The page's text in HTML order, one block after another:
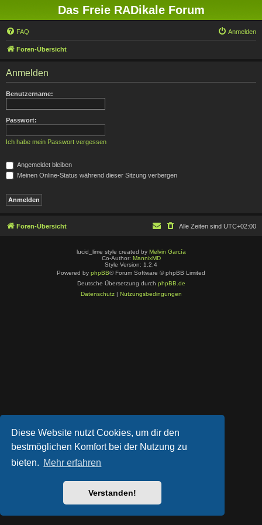
Diese Website nutzt Cookies, um dir den
bestmöglichen Komfort bei der Nutzung zu
bieten. Mehr erfahren
Verstanden!
Das Freie RADikale Forum
FAQ Anmelden
Foren-Übersicht
Anmelden
Benutzername:
Passwort:
Ich habe mein Passwort vergessen
Angemeldet bleiben
Meinen Online-Status während dieser Sitzung verbergen
Foren-Übersicht Alle Zeiten sind UTC+02:00
lucid_lime style created by Melvin García
Co-Author: MannixMD
Style Version: 1.2.4
Powered by phpBB® Forum Software © phpBB Limited
Deutsche Übersetzung durch phpBB.de
Datenschutz| Nutzungsbedingungen